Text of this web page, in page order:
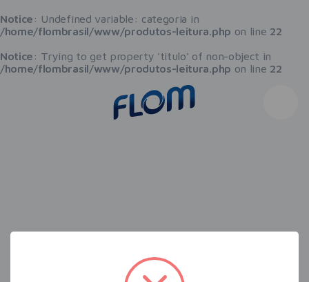
Notice : Undefined variable: categoria in
/home/flombrasil/www/produtos-leitura.php on line 22
Notice : Trying to get property 'titulo' of non-object in
/home/flombrasil/www/produtos-leitura.php on line 22